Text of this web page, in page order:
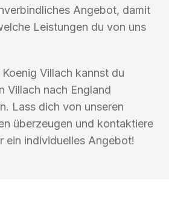
Angebot, damit
Leistungen du von uns
Villach kannst du
Villach nach England
Lass dich von unseren
überzeugen und kontaktiere
ein individuelles Angebot!